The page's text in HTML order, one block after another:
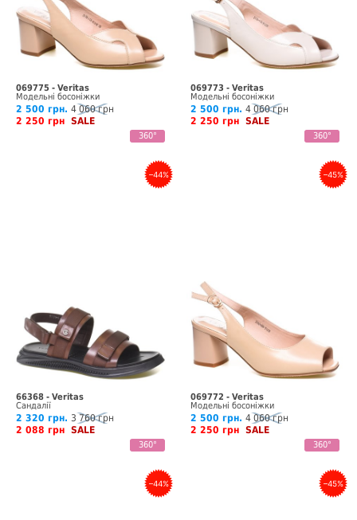
069775 - Veritas
Модельні босоніжки
2 500 грн. 4 060 грн
2 250 грн SALE
360°
069773 - Veritas
Модельні босоніжки
2 500 грн. 4 060 грн
2 250 грн SALE
360°
–44%
66368 - Veritas
Сандалії
2 320 грн. 3 760 грн
2 088 грн SALE
360°
–45%
069772 - Veritas
Модельні босоніжки
2 500 грн. 4 060 грн
2 250 грн SALE
360°
–44% –45%